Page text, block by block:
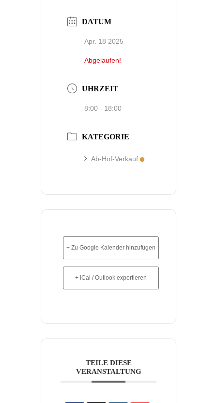
DATUM
Apr. 18 2025
Abgelaufen!
UHRZEIT
8:00 - 18:00
KATEGORIE
Ab-Hof-Verkauf
+ Zu Google Kalender hinzufügen
+ iCal / Outlook exportieren
TEILE DIESE
VERANSTALTUNG